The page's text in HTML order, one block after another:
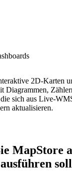
2D-Karten
Diagrammen,
sich aus Live-
aktualisieren.
MapStore
ausführen